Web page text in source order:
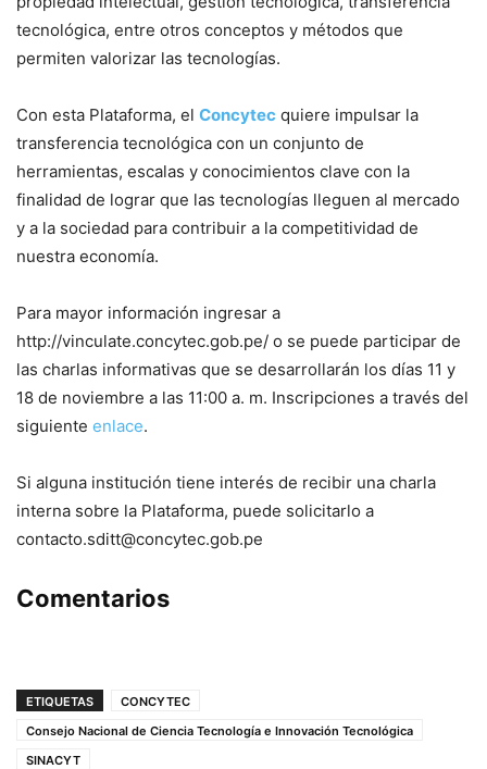
tecnológica, entre otros conceptos y métodos que
permiten valorizar las tecnologías.
Con esta Plataforma, el Concytec quiere impulsar la
transferencia tecnológica con un conjunto de
herramientas, escalas y conocimientos clave con la
finalidad de lograr que las tecnologías lleguen al mercado
y a la sociedad para contribuir a la competitividad de
nuestra economía.
Para mayor información ingresar a
http://vinculate.concytec.gob.pe/ o se puede participar de
las charlas informativas que se desarrollarán los días 11 y
18 de noviembre a las 11:00 a. m. Inscripciones a través del
siguiente enlace.
Si alguna institución tiene interés de recibir una charla
interna sobre la Plataforma, puede solicitarlo a
contacto.sditt@concytec.gob.pe
Comentarios
ETIQUETAS
CONCYTEC
Consejo Nacional de Ciencia Tecnología e Innovación Tecnológica
SINACYT